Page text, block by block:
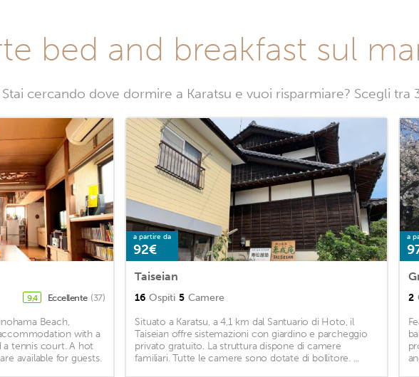
bed and breakfast sul
Stai cercando dove dormire a Karatsu e vuoi risparmiare? Scegli tra
9,4 Eccellente (37)
Beach,
with a
a tennis court. A hot
available for guests.
a partire da
92€
Taiseian
16 Ospiti 5 Camere
Situato a Karatsu, a 4,1 km dal Santuario di Hoto, il
Taiseian offre sistemazioni con giardino e parcheggio
privato gratuito. La struttura dispone di camere
familiari. Tutte le camere sono dotate di bollitore. ...
a
2